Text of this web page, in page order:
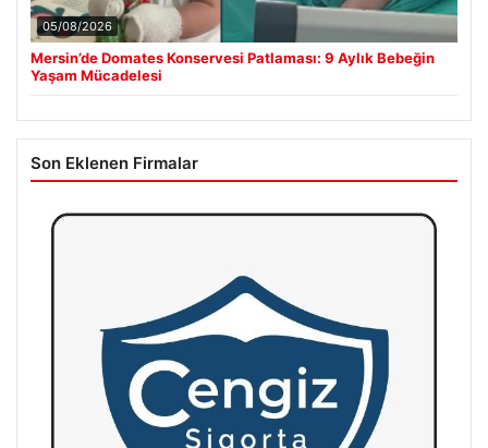
05/08/2026
Mersin’de Domates Konservesi Patlaması: 9 Aylık Bebeğin
Yaşam Mücadelesi
Son Eklenen Firmalar